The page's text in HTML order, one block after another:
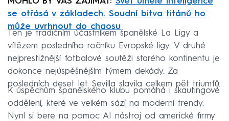
se otřásá v základech. Soudní bitva titánů ho
může uvrhnout do chaosu
Ten je tradičním účastníkem španělské La Ligy a
vítězem posledního ročníku Evropské ligy. V druhé
nejprestižnější fotbalové soutěži starého kontinentu je
dokonce nejúspěšnějším týmem dekády. Za
posledních deset let Sevilla slavila celkem pět triumfů.
K úspěchům španělského klubu pomáhá i skautingové
oddělení, které ve velkém sází na moderní trendy.
Nyní si bere na pomoc AI nástroj od americké firmy